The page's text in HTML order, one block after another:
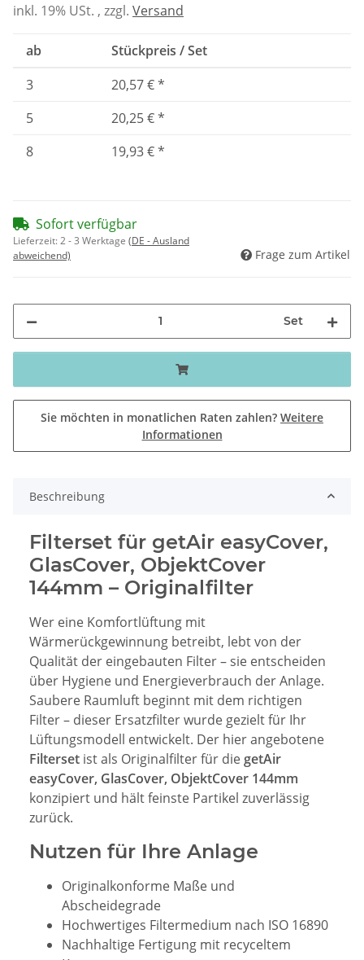
inkl. 19% USt. , zzgl. Versand
ab
Stückpreis / Set
3
20,57 €*
5
20,25 €*
8
19,93 €*
Sofort verfügbar
Lieferzeit:2 - 3 Werktage (DE - Ausland
abweichend)
Frage zum Artikel
Set
Sie möchten in monatlichen Raten zahlen? Weitere
Informationen
Beschreibung
Filterset für getAir easyCover,
GlasCover, ObjektCover
144mm – Originalfilter
Wer eine Komfortlüftung mit
Wärmerückgewinnung betreibt, lebt von der
Qualität der eingebauten Filter – sie entscheiden
über Hygiene und Energieverbrauch der Anlage.
Saubere Raumluft beginnt mit dem richtigen
Filter – dieser Ersatzfilter wurde gezielt für Ihr
Lüftungsmodell entwickelt. Der hier angebotene
Filterset ist als Originalfilter für die getAir
easyCover, GlasCover, ObjektCover 144mm
konzipiert und hält feinste Partikel zuverlässig
zurück.
Nutzen für Ihre Anlage
Originalkonforme Maße und
Abscheidegrade
Hochwertiges Filtermedium nach ISO 16890
Nachhaltige Fertigung mit recyceltem